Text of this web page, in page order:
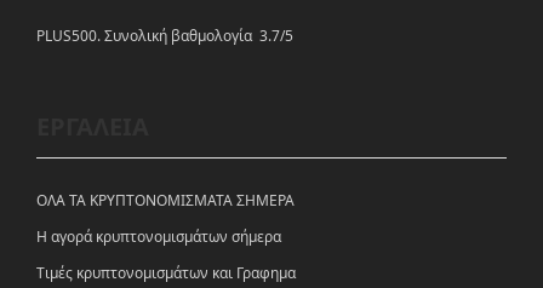
PLUS500. Συνολική βαθμολογία 3.7/5
ΟΛΑ ΤΑ ΚΡΥΠΤΟΝΟΜΙΣΜΑΤΑ ΣΗΜΕΡΑ
Η αγορά κρυπτονομισμάτων σήμερα
Tιμές κρυπτονομισμάτων και Γραφημα